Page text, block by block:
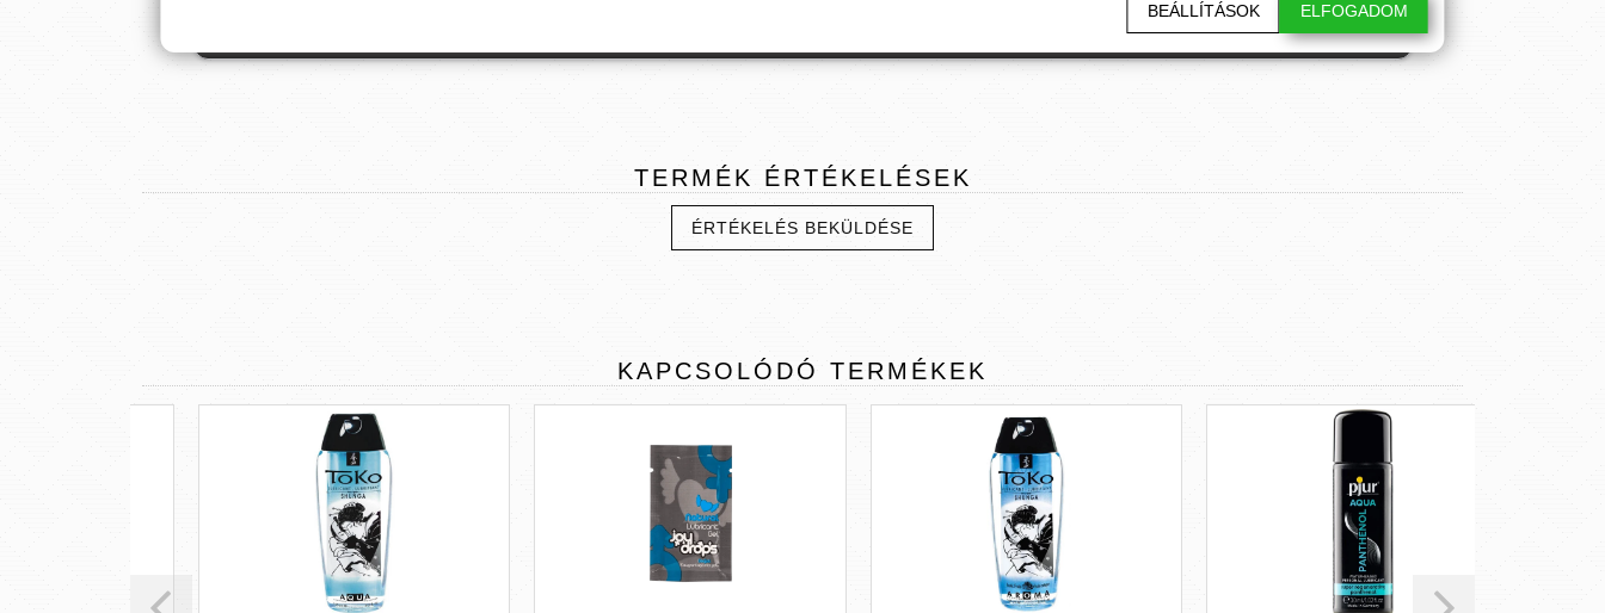
Ha támogatnád a munkánkat, itt tudod beállítani, hogy előre kerüljenek ismeretterjesztő cikkeink. Hálásan köszönjük!
TERMÉK ÉRTÉKELÉSEK
ÉRTÉKELÉS BEKÜLDÉSE
KAPCSOLÓDÓ TERMÉKEK
BEÁLLÍTÁSOK ELFOGADOM